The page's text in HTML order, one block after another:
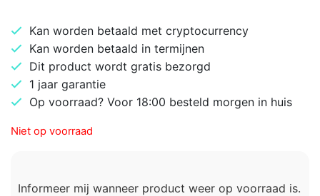
Kan worden betaald met cryptocurrency
Kan worden betaald in termijnen
Dit product wordt gratis bezorgd
1 jaar garantie
Op voorraad? Voor 18:00 besteld morgen in huis
Niet op voorraad
Informeer mij wanneer product weer op voorraad is.